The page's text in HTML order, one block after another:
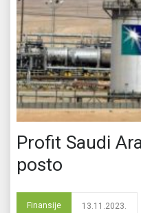
Profit Saudi
posto
Finansije 13.11.2023.